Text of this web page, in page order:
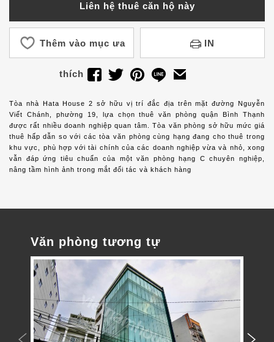
Liên hệ thuê căn hộ này
Thêm vào mục ưa
thích
IN
Tòa nhà Hata House 2 sở hữu vị trí đắc địa trên mặt đường Nguyễn
Viết Chánh, phường 19, lựa chọn thuê văn phòng quận Bình Thạnh
được rất nhiều doanh nghiệp quan tâm. Tòa văn phòng sở hữu mức giá
thuê hấp dẫn so với các tòa văn phòng cùng hạng đang cho thuê trong
khu vực, phù hợp với tài chính của các doanh nghiệp vừa và nhỏ, xong
vẫn đáp ứng tiêu chuẩn của một văn phòng hạng C chuyên nghiệp,
nâng tầm hình ảnh trong mắt đối tác và khách hàng
Văn phòng tương tự